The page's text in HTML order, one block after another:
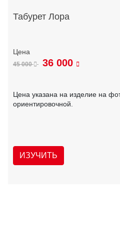
Табурет Лора
45 000 36 000
Цена указана на изделие на
ориентировочной.
ИЗУЧИТЬ